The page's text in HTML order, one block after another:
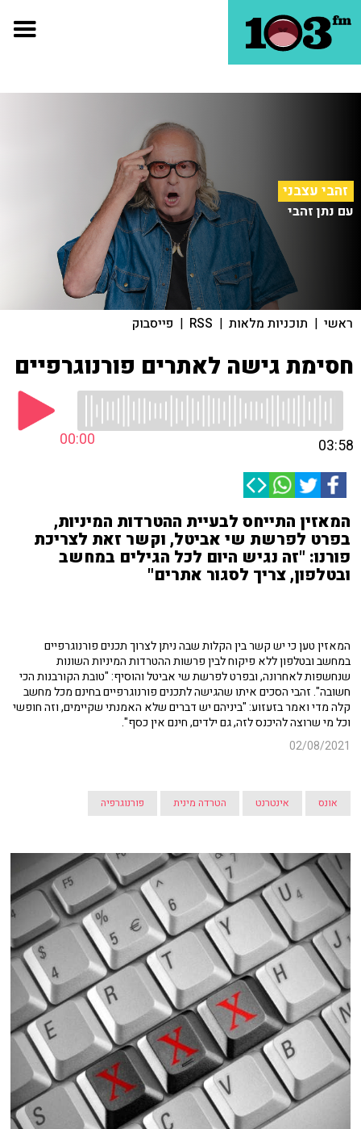
זהבי עצבני
עם נתן זהבי
ראשי | תוכניות מלאות |
RSS
| פייסבוק
חסימת גישה לאתרים פורנוגרפיים
00:00 03:58
המאזין התייחס לבעיית ההטרדות המיניות,
בפרט לפרשת שי אביטל, וקשר זאת לצריכת
פורנו: "זה נגיש היום לכל הגילים במחשב
ובטלפון, צריך לסגור אתרים"
המאזין טען כי יש קשר בין הקלות שבה ניתן לצרוך תכנים פורנוגרפיים
במחשב ובטלפון ללא פיקוח לבין פרשות ההטרדות המיניות השונות
שנחשפות לאחרונה, ובפרט לפרשת שי אביטל והוסיף: "טובת הקורבנות הכי
חשובה". זהבי הסכים איתו שהגישה לתכנים פורנוגרפיים בחינם מכל מחשב
קלה מדי ואמר בזעזוע: "ביניהם יש דברים שלא האמנתי שקיימים, וזה חופשי
וכל מי שרוצה להיכנס לזה, גם ילדים, חינם אין כסף".
02/08/2021
אונס אינטרנט הטרדה מינית פורנוגרפיה